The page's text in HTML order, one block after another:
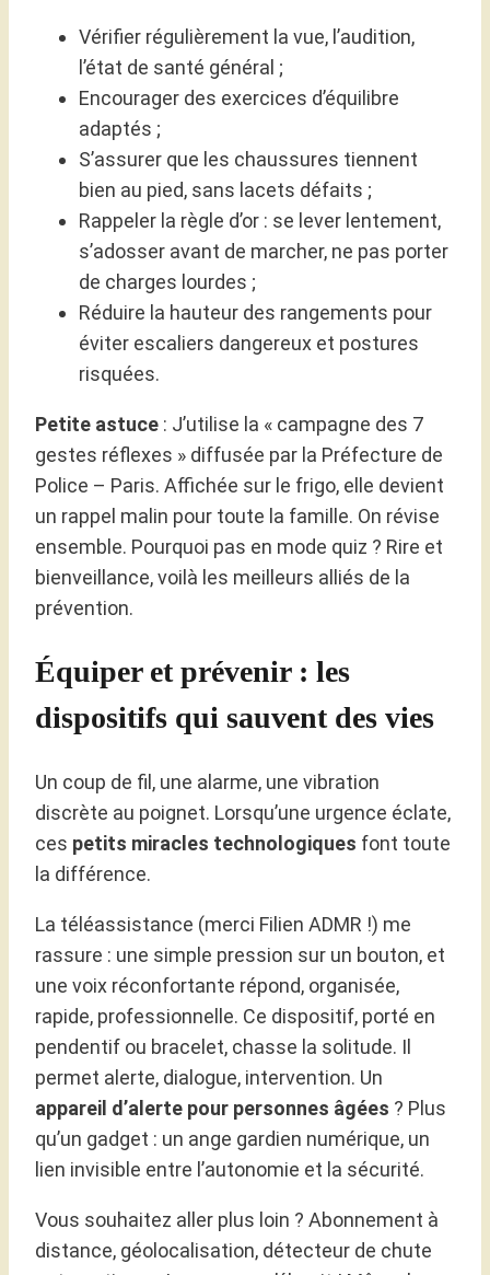
Vérifier régulièrement la vue, l’audition,
l’état de santé général ;
Encourager des exercices d’équilibre
adaptés ;
S’assurer que les chaussures tiennent
bien au pied, sans lacets défaits ;
Rappeler la règle d’or : se lever lentement,
s’adosser avant de marcher, ne pas porter
de charges lourdes ;
Réduire la hauteur des rangements pour
éviter escaliers dangereux et postures
risquées.
Petite astuce : J’utilise la « campagne des 7
gestes réflexes » diffusée par la Préfecture de
Police – Paris. Affichée sur le frigo, elle devient
un rappel malin pour toute la famille. On révise
ensemble. Pourquoi pas en mode quiz ? Rire et
bienveillance, voilà les meilleurs alliés de la
prévention.
Équiper et prévenir : les
dispositifs qui sauvent des vies
Un coup de fil, une alarme, une vibration
discrète au poignet. Lorsqu’une urgence éclate,
ces petits miracles technologiques font toute
la différence.
La téléassistance (merci Filien ADMR !) me
rassure : une simple pression sur un bouton, et
une voix réconfortante répond, organisée,
rapide, professionnelle. Ce dispositif, porté en
pendentif ou bracelet, chasse la solitude. Il
permet alerte, dialogue, intervention. Un
appareil d’alerte pour personnes âgées ? Plus
qu’un gadget : un ange gardien numérique, un
lien invisible entre l’autonomie et la sécurité.
Vous souhaitez aller plus loin ? Abonnement à
distance, géolocalisation, détecteur de chute